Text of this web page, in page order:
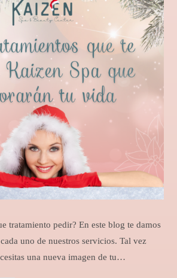
tratamiento pedir? En este blog te damos
uno de nuestros servicios. Tal vez
una nueva imagen de tu…